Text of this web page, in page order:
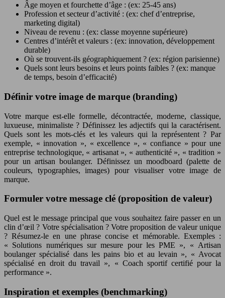
Âge moyen et fourchette d’âge : (ex: 25-45 ans)
Profession et secteur d’activité : (ex: chef d’entreprise,
marketing digital)
Niveau de revenu : (ex: classe moyenne supérieure)
Centres d’intérêt et valeurs : (ex: innovation, développement
durable)
Où se trouvent-ils géographiquement ? (ex: région parisienne)
Quels sont leurs besoins et leurs points faibles ? (ex: manque
de temps, besoin d’efficacité)
Définir votre image de marque (branding)
Votre marque est-elle formelle, décontractée, moderne, classique,
luxueuse, minimaliste ? Définissez les adjectifs qui la caractérisent.
Quels sont les mots-clés et les valeurs qui la représentent ? Par
exemple, « innovation », « excellence », « confiance » pour une
entreprise technologique, « artisanat », « authenticité », « tradition »
pour un artisan boulanger. Définissez un moodboard (palette de
couleurs, typographies, images) pour visualiser votre image de
marque.
Formuler votre message clé (proposition de valeur)
Quel est le message principal que vous souhaitez faire passer en un
clin d’œil ? Votre spécialisation ? Votre proposition de valeur unique
? Résumez-le en une phrase concise et mémorable. Exemples :
« Solutions numériques sur mesure pour les PME », « Artisan
boulanger spécialisé dans les pains bio et au levain », « Avocat
spécialisé en droit du travail », « Coach sportif certifié pour la
performance ».
Inspiration et exemples (benchmarking)